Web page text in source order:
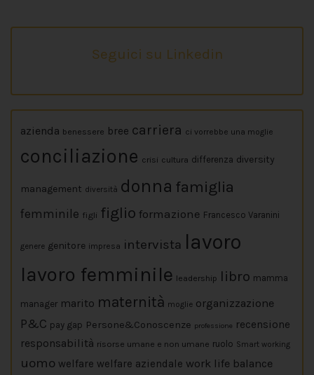
Seguici su Linkedin
azienda benessere bree carriera ci vorrebbe una moglie
conciliazione crisi cultura differenza diversity
management diversità donna famiglia
femminile figli figlio formazione Francesco Varanini
genere genitore impresa intervista lavoro
lavoro femminile leadership libro mamma
manager marito maternità moglie organizzazione
P&C pay gap Persone&Conoscenze professione recensione
responsabilità risorse umane e non umane ruolo Smart working
uomo welfare welfare aziendale work life balance